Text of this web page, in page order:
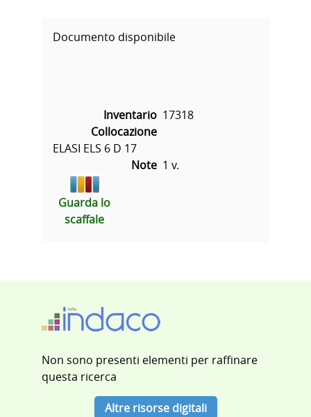
Documento disponibile
Inventario 17318
Collocazione
ELASI ELS 6 D 17
Note 1 v.
Guarda lo
scaffale
Non sono presenti elementi per raffinare
questa ricerca
Altre risorse digitali